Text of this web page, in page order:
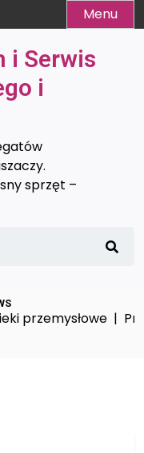
Menu
i Serwis
i
sprzęt –
przemysłowe |